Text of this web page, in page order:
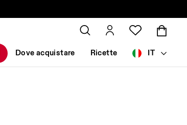
Dove acquistare Ricette IT